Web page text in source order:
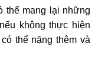
thể mang lại những
không thực hiện
thể nặng thêm và